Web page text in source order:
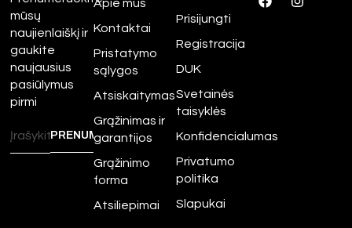
mūsų
naujienlaiškį ir
gaukite
naujausius
pasiūlymus
pirmi
Apie mus
Kontaktai
Pristatymo
sąlygos
Atsiskaitymas
Grąžinimas ir
garantijos
Grąžinimo
forma
Atsiliepimai
Prisijungti
Registracija
DUK
Svetainės
taisyklės
Konfidencialumas
Privatumo
politika
Slapukai